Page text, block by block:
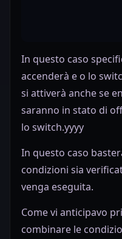
In questo caso
accenderà e o lo
si attiverà anche se
saranno in stato di
lo switch.yyyy
In questo caso
condizioni sia
venga eseguita.
Come vi anticipavo
combinare le